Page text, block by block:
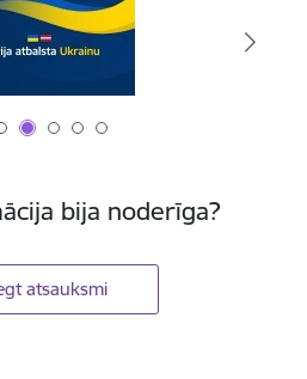
bija noderīga?
atsauksmi